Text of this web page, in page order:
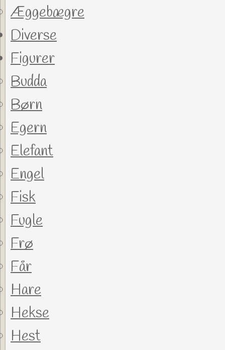
Æggebægre
Diverse
Figurer
Budda
Børn
Egern
Elefant
Engel
Fisk
Fugle
Frø
Får
Hare
Hekse
Hest